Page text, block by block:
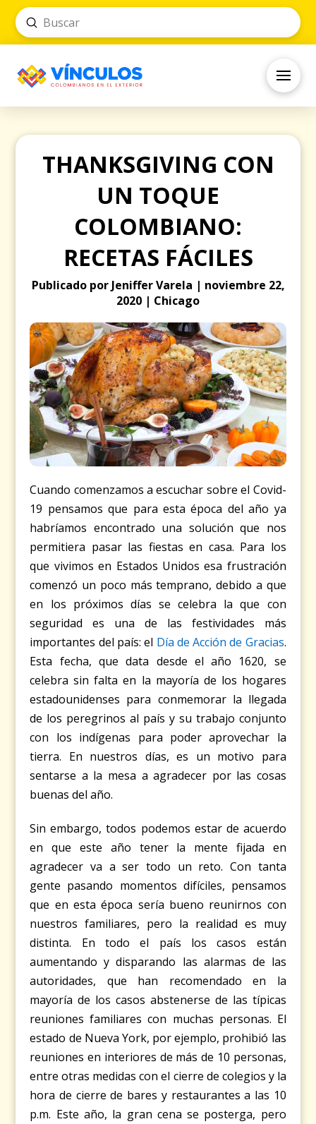
Search
Submit
THANKSGIVING CON
UN TOQUE
COLOMBIANO:
RECETAS FÁCILES
Publicado por Jeniffer Varela | noviembre 22,
2020 | Chicago
Cuando comenzamos a escuchar sobre el Covid-
19 pensamos que para esta época del año ya
habríamos encontrado una solución que nos
permitiera pasar las fiestas en casa. Para los
que vivimos en Estados Unidos esa frustración
comenzó un poco más temprano, debido a que
en los próximos días se celebra la que con
seguridad es una de las festividades más
importantes del país: el Día de Acción de Gracias.
Esta fecha, que data desde el año 1620, se
celebra sin falta en la mayoría de los hogares
estadounidenses para conmemorar la llegada
de los peregrinos al país y su trabajo conjunto
con los indígenas para poder aprovechar la
tierra. En nuestros días, es un motivo para
sentarse a la mesa a agradecer por las cosas
buenas del año.
Sin embargo, todos podemos estar de acuerdo
en que este año tener la mente fijada en
agradecer va a ser todo un reto. Con tanta
gente pasando momentos difíciles, pensamos
que en esta época sería bueno reunirnos con
nuestros familiares, pero la realidad es muy
distinta. En todo el país los casos están
aumentando y disparando las alarmas de las
autoridades, que han recomendado en la
mayoría de los casos abstenerse de las típicas
reuniones familiares con muchas personas. El
estado de Nueva York, por ejemplo, prohibió las
reuniones en interiores de más de 10 personas,
entre otras medidas con el cierre de colegios y la
hora de cierre de bares y restaurantes a las 10
p.m. Este año, la gran cena se posterga, pero